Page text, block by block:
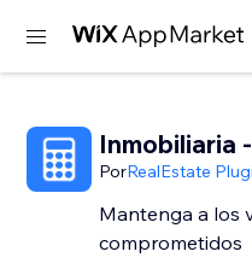
Inmobiliaria
PorRealEstate
Mantenga a los
comprometidos